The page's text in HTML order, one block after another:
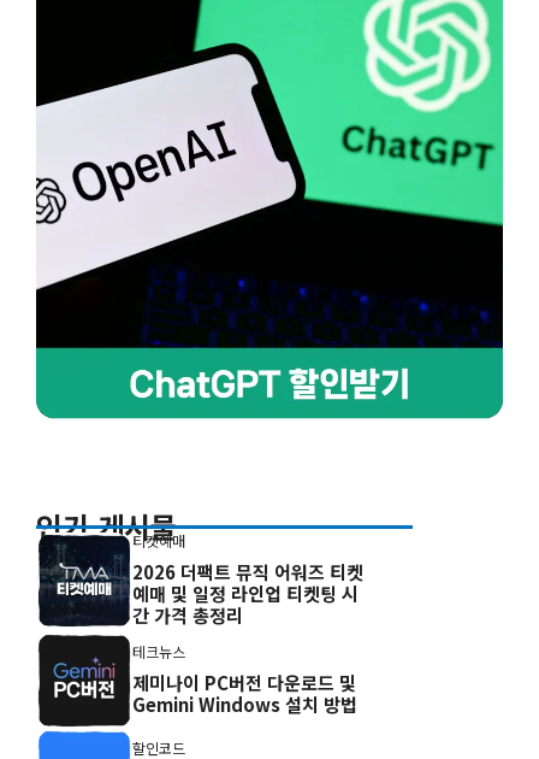
인기 게시물
티켓예매
2026 더팩트 뮤직 어워즈 티켓
예매 및 일정 라인업 티켓팅 시
간 가격 총정리
테크뉴스
제미나이 PC버전 다운로드 및
Gemini Windows 설치 방법
할인코드